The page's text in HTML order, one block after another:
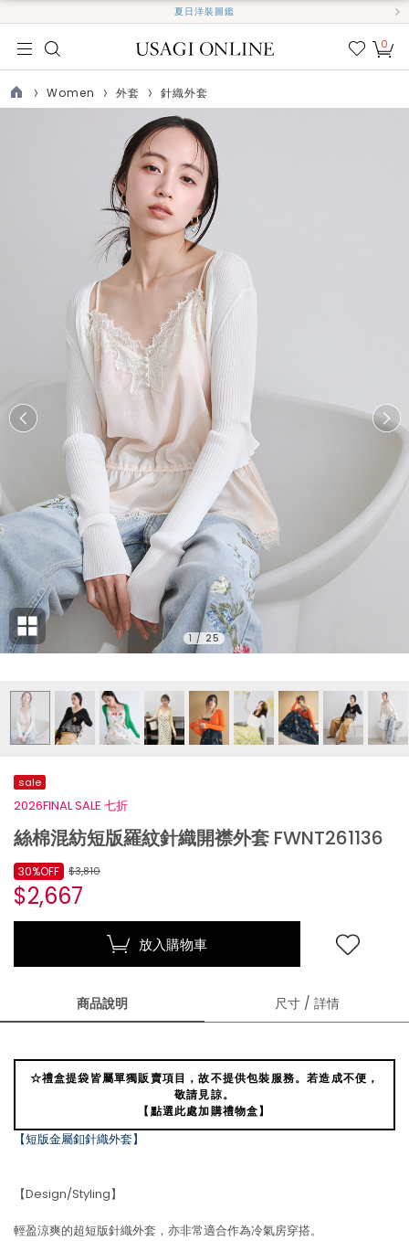
夏日洋裝圖鑑
我的
0
TOP
Women 外套 針織外套
1 / 25
sale
2026FINAL SALE 七折
絲棉混紡短版羅紋針織開襟外套 FWNT261136
$3,810
$2,667
30%OFF
放入購物車
商品說明 尺寸 / 詳情
☆禮盒提袋皆屬單獨販賣項目，故不提供包裝服務。若造成不便，
敬請見諒。
【點選此處加購禮物盒】
【短版金屬釦針織外套】
【Design/Styling】
輕盈涼爽的超短版針織外套，亦非常適合作為冷氣房穿搭。